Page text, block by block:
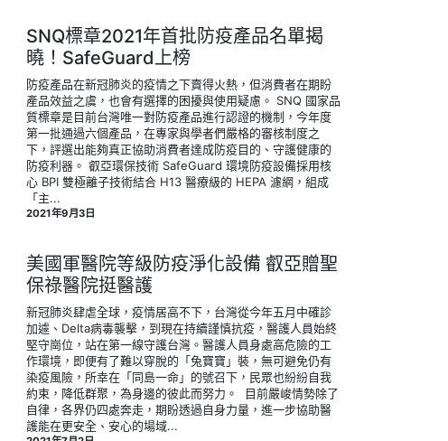
SNQ標章2021年首批防疫產品名單揭
曉！SafeGuard上榜
防疫產品在新冠肺炎的疫情之下賣得火熱，但消費者在期盼
產品效益之虞，也會有選擇的困擾與使用疑慮。 SNQ 國家品
質標章是目前台灣唯一對防疫產品進行認證的機制，今年度
第一批通過六個產品，在專家與學者們嚴格的審核制度之
下，評選出能夠真正協助消費者達成防疫目的、守護健康的
防疫利器。 叡亞環保技術 SafeGuard 環境防疫設備採用核
心 BPI 雙極離子技術結合 H13 醫療級的 HEPA 濾網，組成
「主...
2021年9月3日
美國軍醫院等級防疫淨化設備 叡亞贈聖
保祿醫院挺醫護
新冠肺炎肆虐全球，疫情居高不下，台灣從今年五月中確診
加遽、Delta病毒襲擊，到現在持續謹慎抗疫，醫護人員始終
堅守崗位，站在第一線守護台灣。醫護人員身處高危險的工
作環境，即便有了難以穿脫的「兔寶寶」裝，無可避免仍有
染疫風險，所幸在「同島一命」的號召下，民眾也紛紛自我
約束，降低群聚，為身邊的彼此而努力。 ‍ 目前嚴峻情勢除了
自律，各界仍四處奔走，期盼透過自身力量，進一步協助醫
護能在更安全、安心的場域...